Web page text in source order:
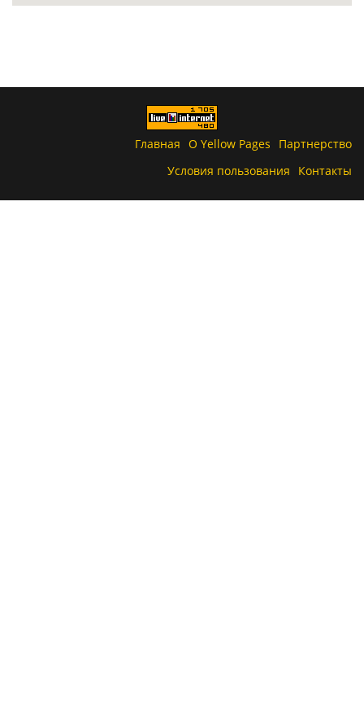
Главная О Yellow Pages
Партнерство
Условия пользования
Контакты